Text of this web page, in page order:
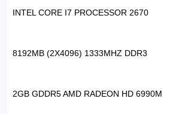
INTEL CORE I7 PROCESSOR 2670
8192MB (2X4096) 1333MHZ DDR3
2GB GDDR5 AMD RADEON HD 6990M